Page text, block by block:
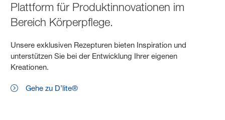
Plattform für Produktinnovationen im
Bereich Körperpflege.
Unsere exklusiven Rezepturen bieten Inspiration und
unterstützen Sie bei der Entwicklung Ihrer eigenen
Kreationen.
Gehe zu D’lite®